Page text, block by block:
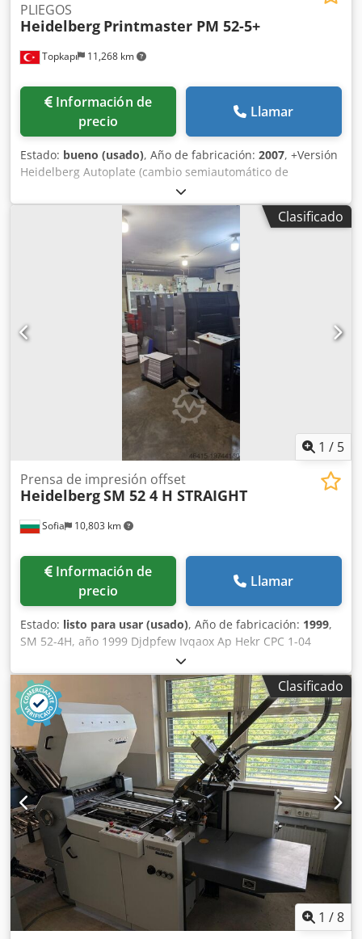
Topkapı 11,268 km
PLIEGOS
Heidelberg Printmaster PM 52-5+
Información de
precio
Llamar
Estado: bueno (usado), Año de fabricación: 2007, +Versión
Heidelberg Autoplate (cambio semiautomático de
planchas) Dispositivo de lavado de rodillos entintadores
Refrigeración Baldwin Mesa de control Prinect Classic
Center Dispositivo de pulverización de polvo Dkodpfx Aow
A Rgysp Hsr Sistema de humidificación por película Alcolor
Contador de impresiones: 115 millones.
Clasificado
1 / 5
Sofia 10,803 km
Prensa de impresión offset
HeidelbergSM 52 4 H STRAIGHT
Información de
precio
Llamar
Estado: listo para usar (usado), Año de fabricación: 1999,
SM 52-4H, año 1999 Djdpfew Ivqaox Ap Hekr CPC 1-04
Aproximadamente 140 millones de impresiones
Humectador ALCOLOR Refrigerador eléctrico MG Autoplate
Dispositivo de limpieza de rodillos entintadores Dispositivo
de limpieza de mantillas Polvoreador Grafix Alphatronic
200 Secador IR HEIDELBERG Entrega en pila alta Libre de
daños Grippers cambiados en 2021, alimentador renovado
en 2021.
Clasificado
1 /8